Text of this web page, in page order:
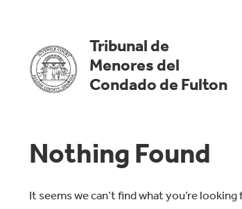
Tribunal de
Menores del
Condado de Fulton
Nothing Found
It seems we can’t find what you’re